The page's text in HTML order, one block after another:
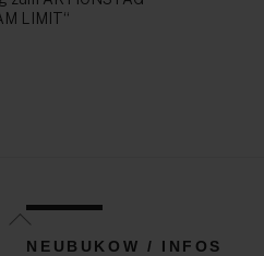
LIMIT“
Back
ToNEUBUKOW / INFOS